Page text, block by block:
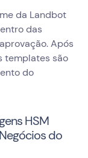
da Landbot
das
Após
templates são
do
HSM
do